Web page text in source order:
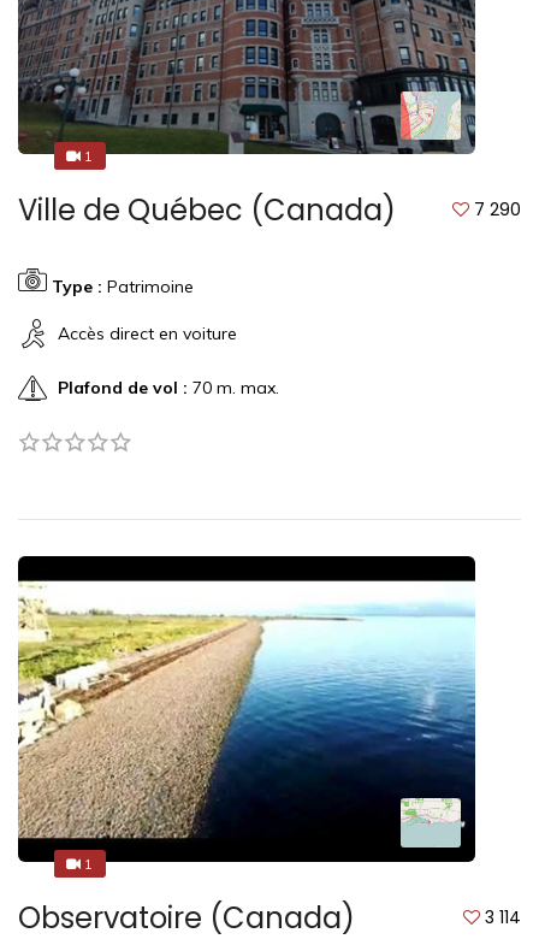
11
Ville de Québec (Canada) 7 290
Type : Patrimoine
Accès direct en voiture
Plafond de vol : 70 m. max.
11
Observatoire (Canada) 3 114